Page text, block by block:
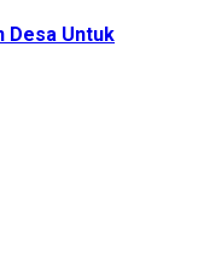
Desa Untuk